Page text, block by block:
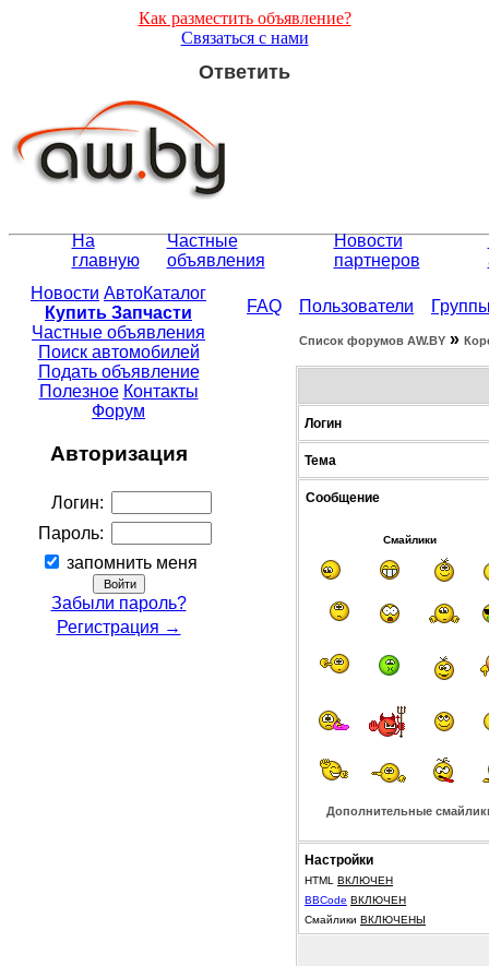
Как разместить объявление?
Связаться с нами
Ответить
На
главную
Частные
объявления
Новости
партнеров
Новости АвтоКаталог
Купить Запчасти
Частные объявления
Поиск автомобилей
Подать объявление
Полезное Контакты
Форум
Авторизация
Логин:
Пароль:
запомнить меня
Забыли пароль?
Регистрация →
FAQ Пользователи
Список форумов АW.BY »
Логин
Тема
Сообщение
Смайлики
Дополнительные
Настройки
HTML ВКЛЮЧЕН
BBCode ВКЛЮЧЕН
Смайлики ВКЛЮЧЕНЫ